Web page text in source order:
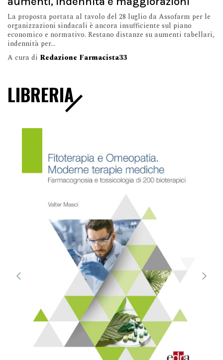
La proposta portata al tavolo del 28 luglio da Assofarm per le
organizzazioni sindacali è ancora insufficiente sul piano
economico e normativo. Restano distanze su aumenti tabellari,
indennità per...
A cura di Redazione Farmacista33
LIBRERIA